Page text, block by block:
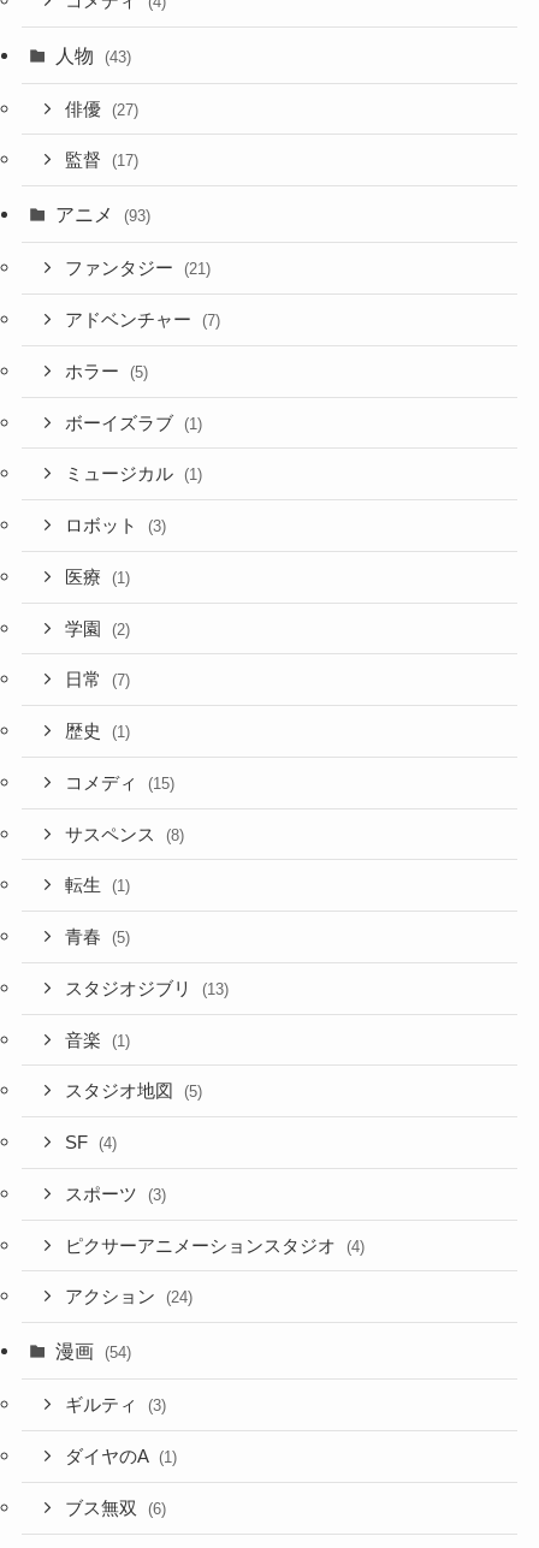
人物 (43)
俳優 (27)
監督 (17)
アニメ (93)
ファンタジー (21)
アドベンチャー (7)
ホラー (5)
ボーイズラブ (1)
ミュージカル (1)
ロボット (3)
医療 (1)
学園 (2)
日常 (7)
歴史 (1)
コメディ (15)
サスペンス (8)
転生 (1)
青春 (5)
スタジオジブリ (13)
音楽 (1)
スタジオ地図 (5)
SF (4)
スポーツ (3)
ピクサーアニメーションスタジオ (4)
アクション (24)
漫画 (54)
ギルティ (3)
ダイヤのA (1)
ブス無双 (6)